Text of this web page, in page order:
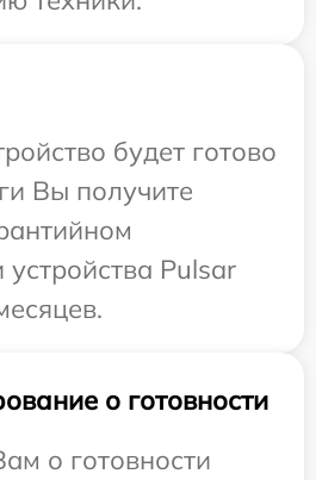
будет готово
Вы получите
Pulsar
о готовности
о готовности